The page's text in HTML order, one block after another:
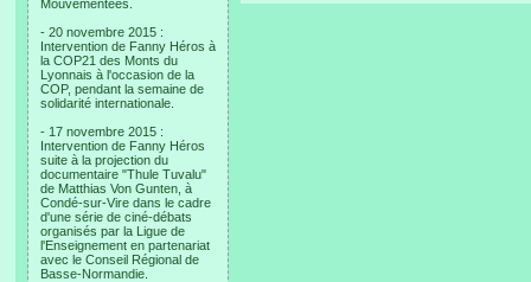
Mouvementées.
- 20 novembre 2015 :
Intervention de Fanny Héros à
la COP21 des Monts du
Lyonnais à l'occasion de la
COP, pendant la semaine de
solidarité internationale.
- 17 novembre 2015 :
Intervention de Fanny Héros
suite à la projection du
documentaire "Thule Tuvalu"
de Matthias Von Gunten, à
Condé-sur-Vire dans le cadre
d'une série de ciné-débats
organisés par la Ligue de
l'Enseignement en partenariat
avec le Conseil Régional de
Basse-Normandie.